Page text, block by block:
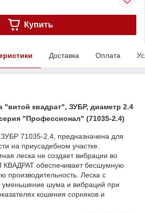
Купить
Доставка Оплата
"витой квадрат", ЗУБР, диаметр 2.4
"Профессионал" (71035-2.4)
71035-2.4, предназначена для
на приусадебном участке.
леска не создает вибрации во
обеспечивает бесшумную
производительность. Леска с
шума и вибраций при
кошения сорняков и